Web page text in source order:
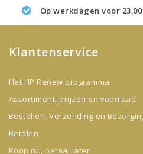
Op werkdagen voor
Klantenservice
Het HP Renew programma
Assortiment, prijzen en voorraad
Bestellen, Verzending en
Betalen
Koop nu, betaal later